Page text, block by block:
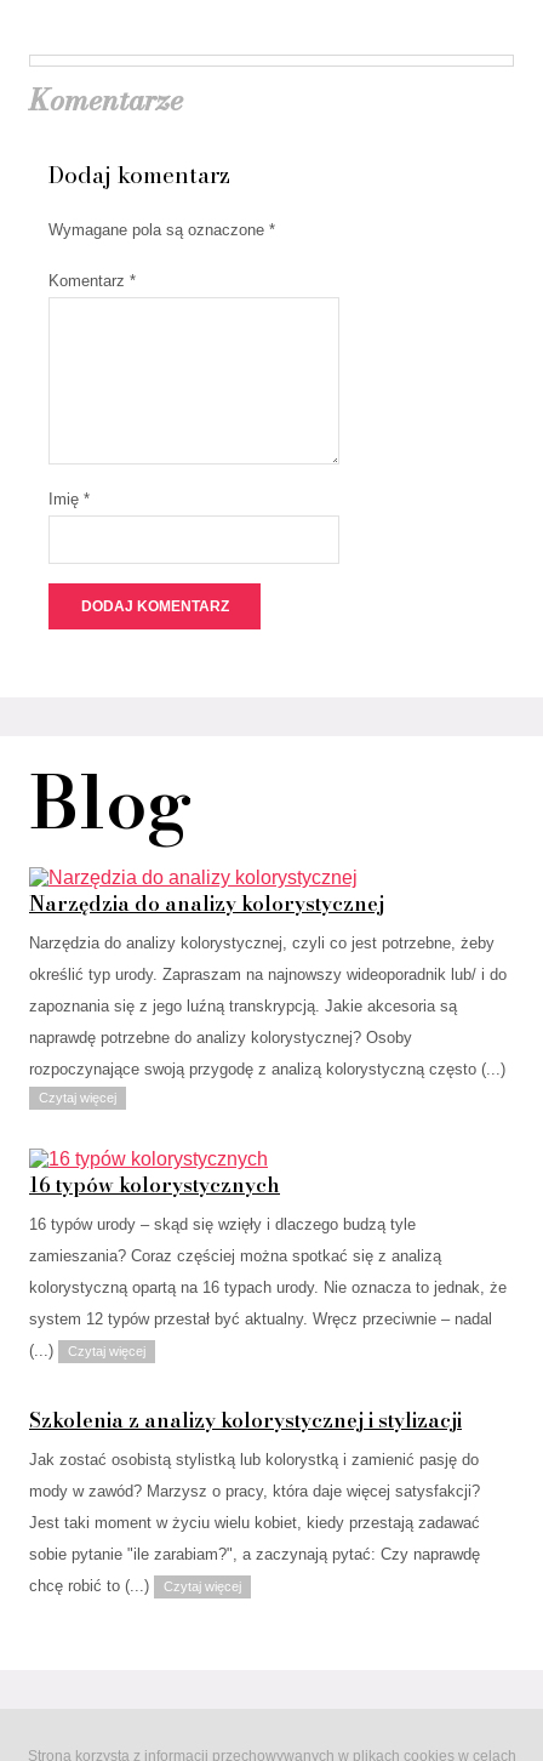
Komentarze
Dodaj komentarz
Wymagane pola są oznaczone *
Komentarz *
Imię *
Blog
Narzędzia do analizy kolorystycznej
Narzędzia do analizy kolorystycznej, czyli co jest potrzebne, żeby
określić typ urody. Zapraszam na najnowszy wideoporadnik lub/ i do
zapoznania się z jego luźną transkrypcją. Jakie akcesoria są
naprawdę potrzebne do analizy kolorystycznej? Osoby
rozpoczynające swoją przygodę z analizą kolorystyczną często (...)
Czytaj więcej
16 typów kolorystycznych
16 typów urody – skąd się wzięły i dlaczego budzą tyle
zamieszania? Coraz częściej można spotkać się z analizą
kolorystyczną opartą na 16 typach urody. Nie oznacza to jednak, że
system 12 typów przestał być aktualny. Wręcz przeciwnie – nadal
(...)
Czytaj więcej
Szkolenia z analizy kolorystycznej i stylizacji
Jak zostać osobistą stylistką lub kolorystką i zamienić pasję do
mody w zawód? Marzysz o pracy, która daje więcej satysfakcji?
Jest taki moment w życiu wielu kobiet, kiedy przestają zadawać
sobie pytanie "ile zarabiam?", a zaczynają pytać: Czy naprawdę
chcę robić to (...)
Czytaj więcej
Strona korzysta z informacji przechowywanych w plikach cookies w celach